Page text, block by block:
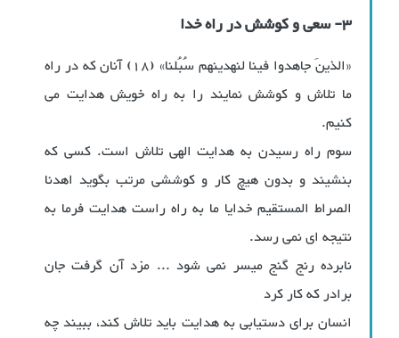
3- سعی و کوشش در راه خدا
«الذینَ جاهدوا فینا لنهدینهم سُبُلنا» (18) آنان که در راه
ما تلاش و کوشش نمایند را به راه خویش هدایت می
کنیم.
سوم راه رسیدن به هدایت الهی تلاش است. کسی که
بنشیند و بدون هیچ کار و کوششی مرتب بگوید اهدنا
الصراط المستقیم خدایا ما به راه راست هدایت فرما به
نتیجه ای نمی رسد.
نابرده رنج گنج میسر نمی شود ... مزد آن گرفت جان
برادر که کار کرد
انسان برای دستیابی به هدایت باید تلاش کند، ببیند چه